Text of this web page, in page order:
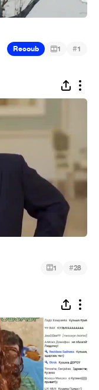
Recoub 1 #1
1 #28